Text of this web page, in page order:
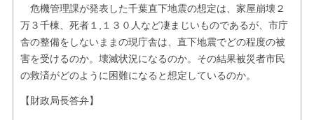
危機管理課が発表した千葉直下地震の想定は、家屋崩壊２
万３千棟、死者１,１３０人など凄まじいものであるが、市庁
舎の整備をしないままの現庁舎は、直下地震でどの程度の被
害を受けるのか。壊滅状況になるのか。その結果被災者市民
の救済がどのように困難になると想定しているのか。
【財政局長答弁】